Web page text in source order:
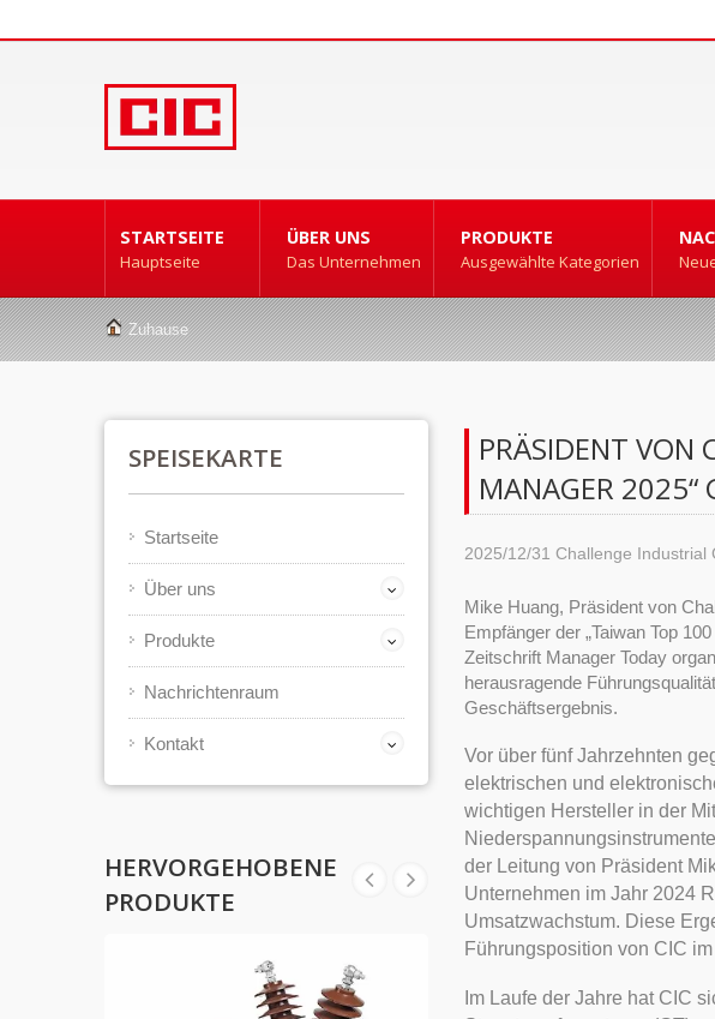
STARTSEITE
Hauptseite
ÜBER UNS
Das Unternehmen
PRODUKTE
Ausgewählte Kategorien
Zuhause
SPEISEKARTE
Startseite
Über uns
Produkte
Nachrichtenraum
Kontakt
HERVORGEHOBENE
PRODUKTE
PRÄSIDENT VON
MANAGER 2025“
2025/12/31 Challenge Industrial
Mike Huang, Präsident von
Empfänger der „Taiwan Top
Zeitschrift Manager Today
herausragende
Geschäftsergebnis.
Vor über fünf Jahrzehnten
elektrischen und
wichtigen Hersteller in der
der Leitung von Präsident
Unternehmen im Jahr 2024
Umsatzwachstum. Diese
Führungsposition von CIC
Im Laufe der Jahre hat CIC